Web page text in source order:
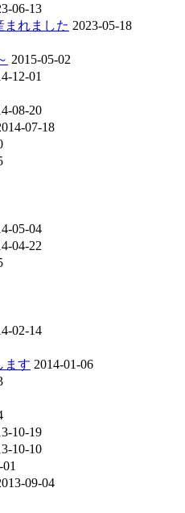
06-13
まれました 2023-05-18
2015-05-02
12-01
08-20
07-18
05-04
04-22
02-14
ます 2014-01-06
10-19
10-10
09-04